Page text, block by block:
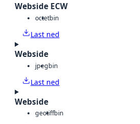
Webside ECW
octetbin
Last ned
Webside
jpegbin
Last ned
Webside
geotiffbin